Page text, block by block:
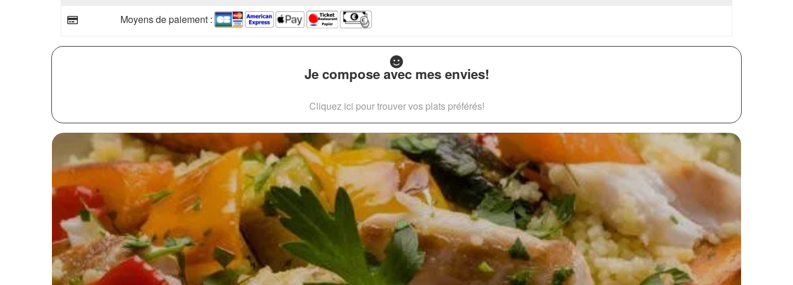
Moyens de paiement :
Je compose avec mes envies!
Cliquez ici pour trouver vos plats préférés!